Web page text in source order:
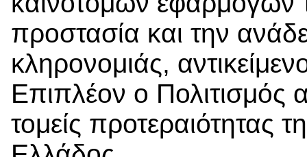
προστασία και την
κληρονομιάς,
Επιπλέον ο Πολιτισμός
τομείς προτεραιότητας